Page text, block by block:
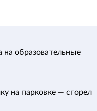
на образовательные
на парковке — сгорел